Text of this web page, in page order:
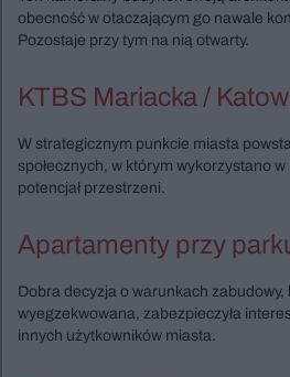
obecność w otaczającym go nawale
Pozostaje przy tym na nią otwarty.
KTBS Mariacka /
W strategicznym punkcie miasta
społecznych, w którym wykorzystano
potencjał przestrzeni.
Apartamenty przy
Dobra decyzja o warunkach
wyegzekwowana, zabezpieczyła
innych użytkowników miasta.